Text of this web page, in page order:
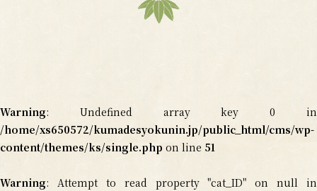
Warning: Undefined array key 0 in
/home/xs650572/kumadesyokunin.jp/public_html/cms/wp-
content/themes/ks/single.php on line 51
Warning: Attempt to read property "cat_ID" on null in